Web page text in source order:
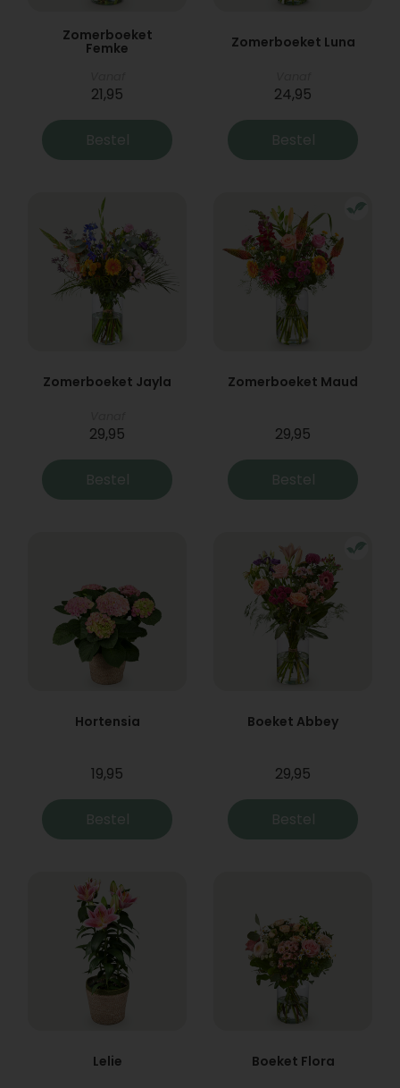
Zomerboeket
Femke
21,95
Bestel
Zomerboeket Luna
24,95
Bestel
Zomerboeket Jayla
29,95
Bestel
Zomerboeket Maud
29,95
Bestel
Hortensia
19,95
Bestel
Boeket Abbey
29,95
Bestel
Lelie Boeket Flora